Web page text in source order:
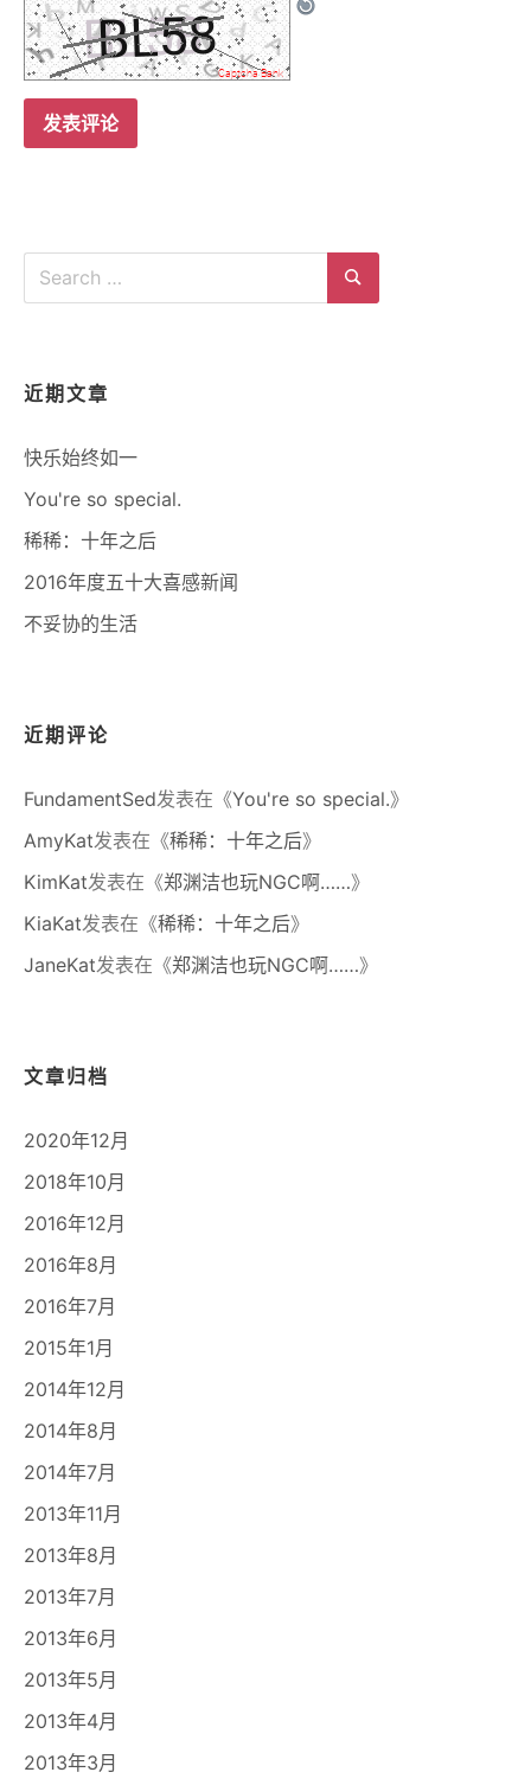
Search
Search
近期文章
快乐始终如一
You're so special.
稀稀：十年之后
2016年度五十大喜感新闻
不妥协的生活
近期评论
FundamentSed发表在《You're so special.》
AmyKat发表在《稀稀：十年之后》
KimKat发表在《郑渊洁也玩NGC啊……》
KiaKat发表在《稀稀：十年之后》
JaneKat发表在《郑渊洁也玩NGC啊……》
文章归档
2020年12月
2018年10月
2016年12月
2016年8月
2016年7月
2015年1月
2014年12月
2014年8月
2014年7月
2013年11月
2013年8月
2013年7月
2013年6月
2013年5月
2013年4月
2013年3月